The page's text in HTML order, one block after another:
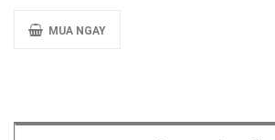
MUA NGAY